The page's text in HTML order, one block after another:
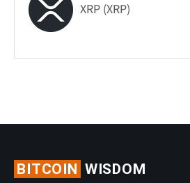
XRP (XRP)
BITCOIN WISDOM